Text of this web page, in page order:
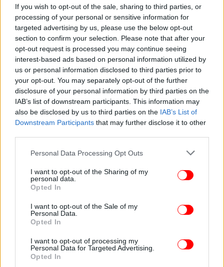
If you wish to opt-out of the sale, sharing to third parties, or
processing of your personal or sensitive information for
targeted advertising by us, please use the below opt-out
section to confirm your selection. Please note that after your
opt-out request is processed you may continue seeing
interest-based ads based on personal information utilized by
us or personal information disclosed to third parties prior to
your opt-out. You may separately opt-out of the further
disclosure of your personal information by third parties on the
IAB’s list of downstream participants. This information may
also be disclosed by us to third parties on the IAB’s List of
Downstream Participants that may further disclose it to other
Please note that this website/app uses one or more Google
not limited to your visit or usage behaviour. You may click to
grant or deny consent to Google and its third-party tags to
use your data for below specified purposes in below Google
consent section.
Personal Data Processing Opt Outs
I want to opt-out of the Sharing of my
personal data.
Opted In
I want to opt-out of the Sale of my
Personal Data.
Opted In
I want to opt-out of processing my
Personal Data for Targeted Advertising.
Opted In
ΚΟΣΜΟΣ 13/05/2026 22:00
Μυστική επίσκεψη Νετανιάχου στα Εμιράτα εν
μέσω πολέμου με το Ιράν -Δεν επιβεβαίωσαν τα
Η.Α.Ε